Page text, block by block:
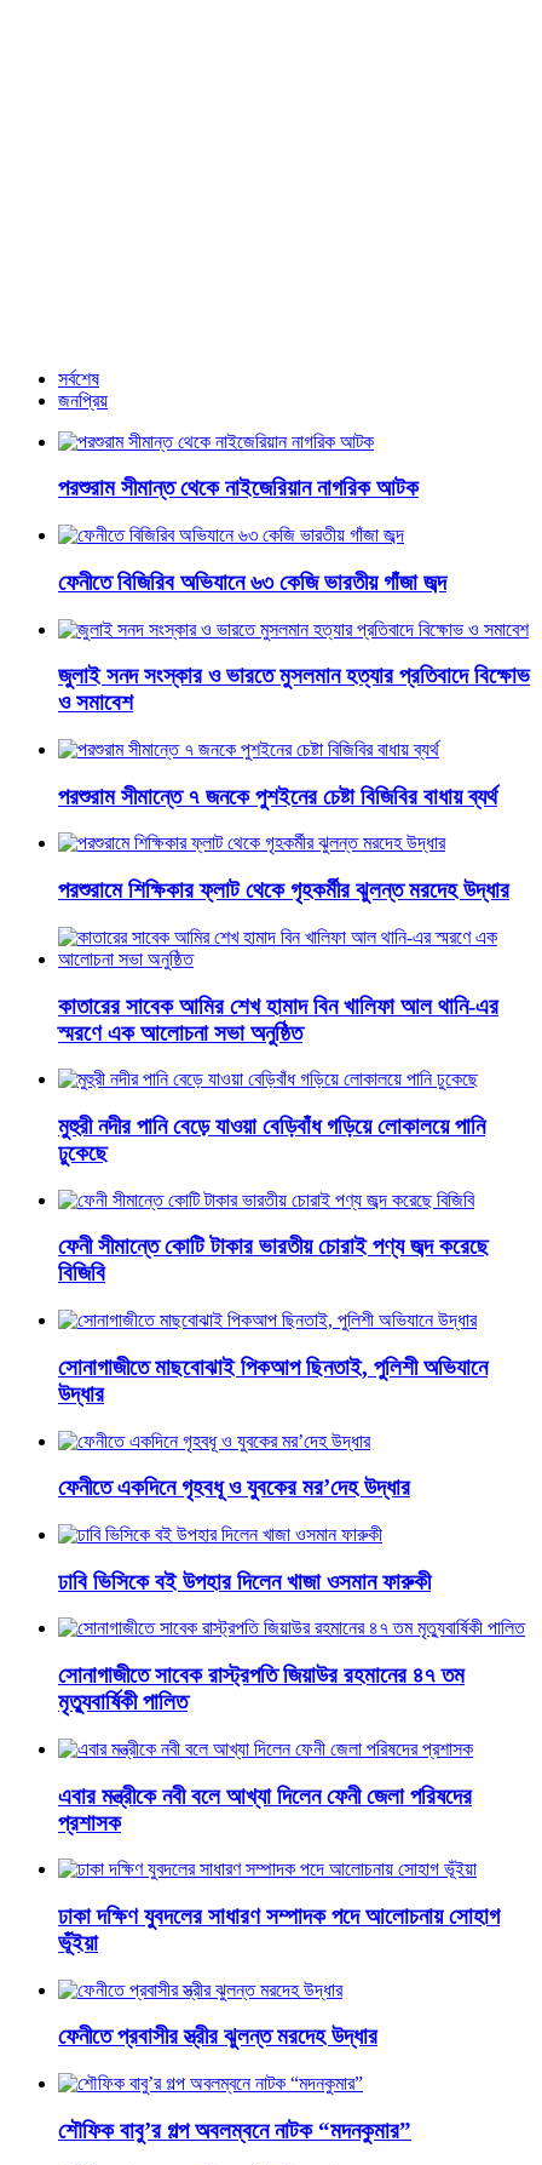
সর্বশেষ
জনপ্রিয়
পরশুরাম সীমান্ত থেকে নাইজেরিয়ান নাগরিক আটক
ফেনীতে বিজিরিব অভিযানে ৬৩ কেজি ভারতীয় গাঁজা জব্দ
জুলাই সনদ সংস্কার ও ভারতে মুসলমান হত্যার প্রতিবাদে বিক্ষোভ
ও সমাবেশ
পরশুরাম সীমান্তে ৭ জনকে পুশইনের চেষ্টা বিজিবির বাধায় ব্যর্থ
পরশুরামে শিক্ষিকার ফ্লাট থেকে গৃহকর্মীর ঝুলন্ত মরদেহ উদ্ধার
কাতারের সাবেক আমির শেখ হামাদ বিন খালিফা আল থানি-এর
স্মরণে এক আলোচনা সভা অনুষ্ঠিত
মুহুরী নদীর পানি বেড়ে যাওয়া বেড়িবাঁধ গড়িয়ে লোকালয়ে পানি
ঢুকেছে
ফেনী সীমান্তে কোটি টাকার ভারতীয় চোরাই পণ্য জব্দ করেছে
বিজিবি
সোনাগাজীতে মাছবোঝাই পিকআপ ছিনতাই, পুলিশী অভিযানে
উদ্ধার
ফেনীতে একদিনে গৃহবধূ ও যুবকের মর’দেহ উদ্ধার
ঢাবি ভিসিকে বই উপহার দিলেন খাজা ওসমান ফারুকী
সোনাগাজীতে সাবেক রাস্ট্রপতি জিয়াউর রহমানের ৪৭ তম
মৃত্যুবার্ষিকী পালিত
এবার মন্ত্রীকে নবী বলে আখ্যা দিলেন ফেনী জেলা পরিষদের
প্রশাসক
ঢাকা দক্ষিণ যুবদলের সাধারণ সম্পাদক পদে আলোচনায় সোহাগ
ভূঁইয়া
ফেনীতে প্রবাসীর স্ত্রীর ঝুলন্ত মরদেহ উদ্ধার
শৌফিক বাবু’র গল্প অবলম্বনে নাটক “মদনকুমার”